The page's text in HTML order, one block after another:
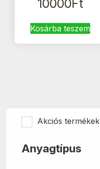
10000Ft
Kosárba teszem
Akciós termékek
Anyagtípus